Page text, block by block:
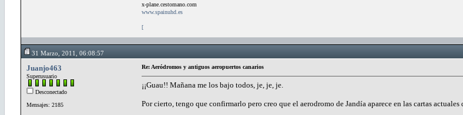
x-plane.cestomano.com
www.spainuhd.es
[
31 Marzo, 2011, 06:08:57
Juanjo463
Superusuario
Desconectado
Mensajes: 2185
Re: Aeródromos y antiguos aeropuertos canarios
¡¡Guau!! Mañana me los bajo todos, je, je, je.
Por cierto, tengo que confirmarlo pero creo que el aerodromo de Jandía aparece en las cartas